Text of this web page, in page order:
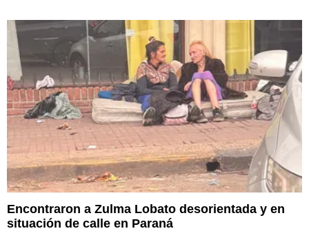
Encontraron a Zulma Lobato desorientada y en
situación de calle en Paraná